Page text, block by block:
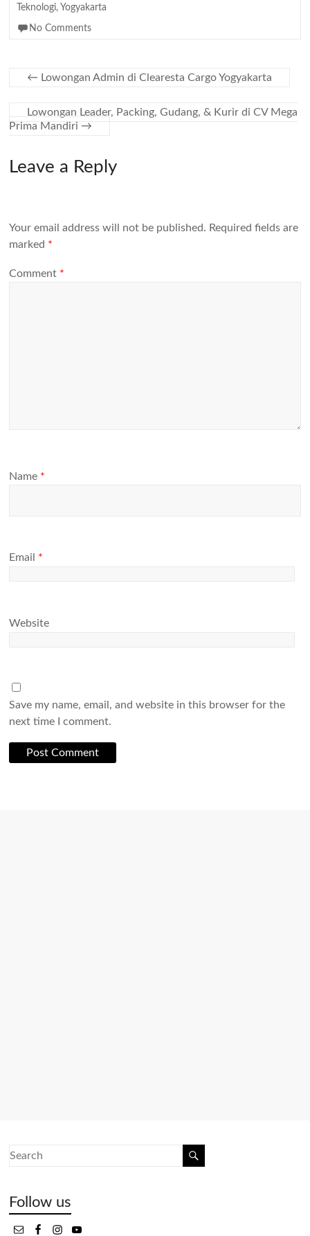
Teknologi, Yogyakarta
No Comments
← Lowongan Admin di Clearesta Cargo Yogyakarta
Lowongan Leader, Packing, Gudang, & Kurir di CV Mega
Prima Mandiri →
Leave a Reply
Your email address will not be published. Required fields are
marked *
Comment *
Name *
Email *
Website
Save my name, email, and website in this browser for the
next time I comment.
Follow us